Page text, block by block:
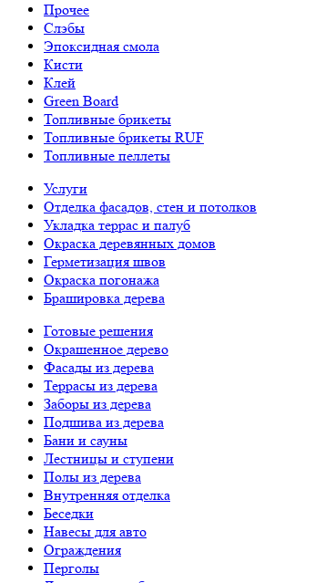
Прочее
Слэбы
Эпоксидная смола
Кисти
Клей
Green Board
Топливные брикеты
Топливные брикеты RUF
Топливные пеллеты
Услуги
Отделка фасадов, стен и потолков
Укладка террас и палуб
Окраска деревянных домов
Герметизация швов
Окраска погонажа
Брашировка дерева
Готовые решения
Окрашенное дерево
Фасады из дерева
Террасы из дерева
Заборы из дерева
Подшива из дерева
Бани и сауны
Лестницы и ступени
Полы из дерева
Внутренняя отделка
Беседки
Навесы для авто
Ограждения
Перголы